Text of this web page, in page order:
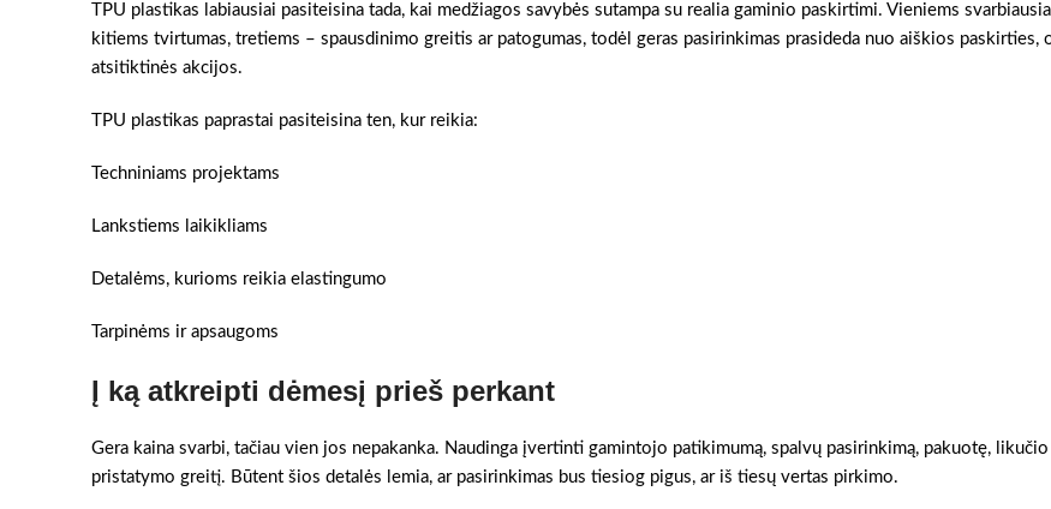
TPU plastikas labiausiai pasiteisina tada, kai medžiagos savybės sutampa su realia gaminio paskirtimi. Vieniems
kitiems tvirtumas, tretiems – spausdinimo greitis ar patogumas, todėl geras pasirinkimas prasideda nuo aiškios paskirties,
atsitiktinės akcijos.
TPU plastikas paprastai pasiteisina ten, kur reikia:
Techniniams projektams
Lankstiems laikikliams
Detalėms, kurioms reikia elastingumo
Tarpinėms ir apsaugoms
Į ką atkreipti dėmesį prieš perkant
Gera kaina svarbi, tačiau vien jos nepakanka. Naudinga įvertinti gamintojo patikimumą, spalvų pasirinkimą, pakuotę,
pristatymo greitį. Būtent šios detalės lemia, ar pasirinkimas bus tiesiog pigus, ar iš tiesų vertas pirkimo.